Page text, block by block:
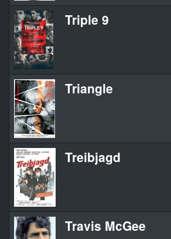
Triple 9
Triangle
Treibjagd
Travis McGee